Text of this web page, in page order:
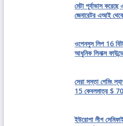
মেটা পূর্বাভাস
জেনারেটর এআই
ওপেনসুস লিপ 16
আধুনিক লিনাক্স
সেরা সস্তা গেমিং
15 কেবলমাত্র $
ইউরোপা লীগ